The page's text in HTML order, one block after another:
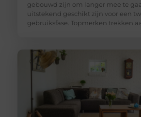
gebouwd zijn om langer mee te
uitstekend geschikt zijn voor een
gebruiksfase. Topmerken trekken